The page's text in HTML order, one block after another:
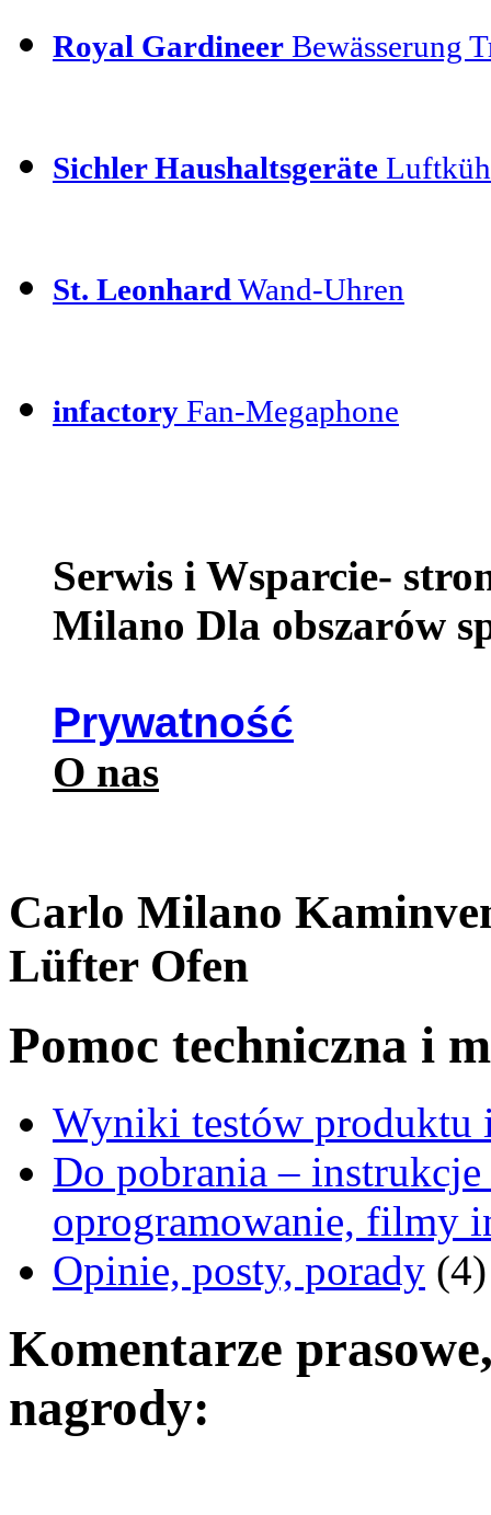
Royal Gardineer Bewässerung
Sichler Haushaltsgeräte
St. Leonhard Wand-Uhren
infactory Fan-Megaphone
Serwis i Wsparcie-
Milano Dla obszarów
Prywatność
O nas
Carlo Milano
Lüfter Ofen
Pomoc techniczna i
Wyniki testów produktu
Do pobrania –
oprogramowanie, filmy
Opinie, posty, porady (4)
Komentarze
nagrody: